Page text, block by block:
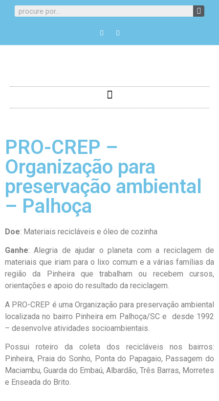
PRO-CREP –
Organização para
preservação ambiental
– Palhoça
Doe: Materiais recicláveis e óleo de cozinha
Ganhe: Alegria de ajudar o planeta com a reciclagem de
materiais que iriam para o lixo comum e a várias famílias da
região da Pinheira que trabalham ou recebem cursos,
orientações e apoio do resultado da reciclagem.
A PRO-CREP é uma Organização para preservação ambiental
localizada no bairro Pinheira em Palhoça/SC e desde 1992
– desenvolve atividades socioambientais.
Possui roteiro da coleta dos recicláveis nos bairros:
Pinheira, Praia do Sonho, Ponta do Papagaio, Passagem do
Maciambu, Guarda do Embaú, Albardão, Três Barras, Morretes
e Enseada do Brito.